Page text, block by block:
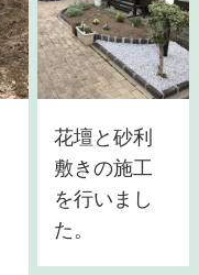
花壇と砂利
敷きの施工
を行いまし
た。